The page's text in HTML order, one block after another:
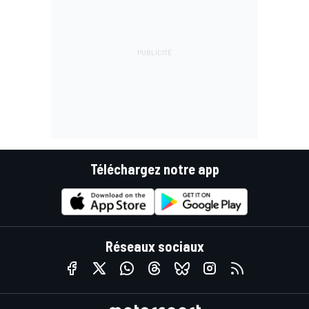
Téléchargez notre app
Réseaux sociaux